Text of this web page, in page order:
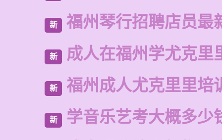
新 福州琴行招聘店员最
新 成人在福州学尤克里
新 福州成人尤克里里培
新 学音乐艺考大概多少